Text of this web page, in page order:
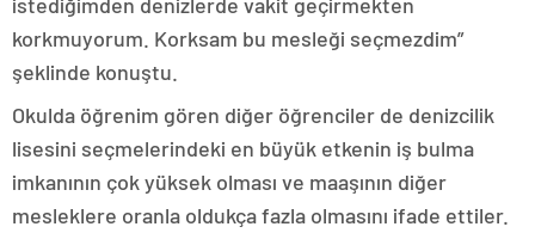
korkmuyorum. Korksam bu mesleği seçmezdim”
şeklinde konuştu.
Okulda öğrenim gören diğer öğrenciler de denizcilik
lisesini seçmelerindeki en büyük etkenin iş bulma
imkanının çok yüksek olması ve maaşının diğer
mesleklere oranla oldukça fazla olmasını ifade ettiler.